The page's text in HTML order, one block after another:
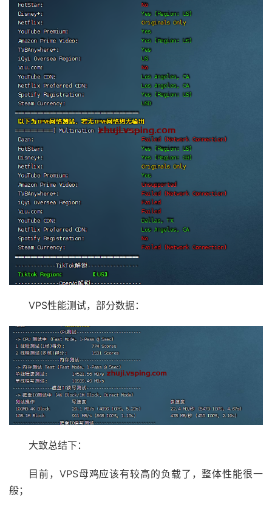
VPS性能测试，部分数据：
大致总结下：
目前，VPS母鸡应该有较高的负载了，整体性能很一
般；